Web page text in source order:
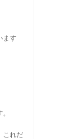
ます
これだ